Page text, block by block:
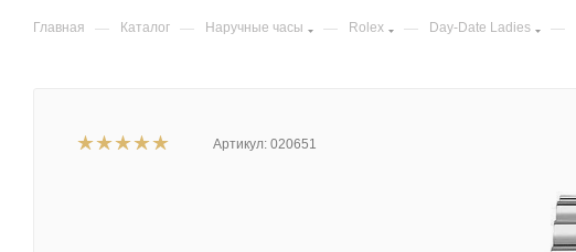
Главная — Каталог — Наручные часы — Rolex — Day-Date Ladies —
Артикул: 020651